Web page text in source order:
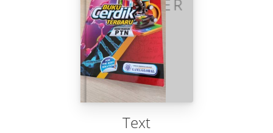
Text